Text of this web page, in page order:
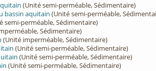
(Unité semi-perméable, Sédimentaire)
bassin aquitain (Unité semi-perméable,
semi-perméable, Sédimentaire)
Sédimentaire)
(Unité imperméable, Sédimentaire)
(Unité semi-perméable, Sédimentaire)
(Unité semi-perméable, Sédimentaire)
(Unité semi-perméable, Sédimentaire)